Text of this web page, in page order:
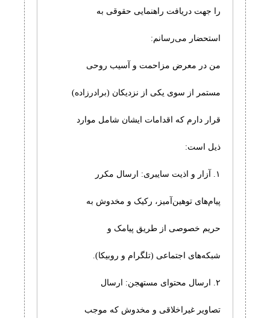
را جهت دریافت راهنمایی حقوقی به
استحضار می‌رسانم:
من در معرض مزاحمت و آسیب روحی
مستمر از سوی یکی از نزدیکان (برادرزاده)
قرار دارم که اقدامات ایشان شامل موارد
ذیل است:
۱. آزار و اذیت سایبری: ارسال مکرر
پیام‌های توهین‌آمیز، رکیک و مخدوش به
حریم خصوصی از طریق پیامک و
شبکه‌های اجتماعی (تلگرام و روبیکا).
۲. ارسال محتوای مستهجن: ارسال
تصاویر غیراخلاقی و مخدوش که موجب